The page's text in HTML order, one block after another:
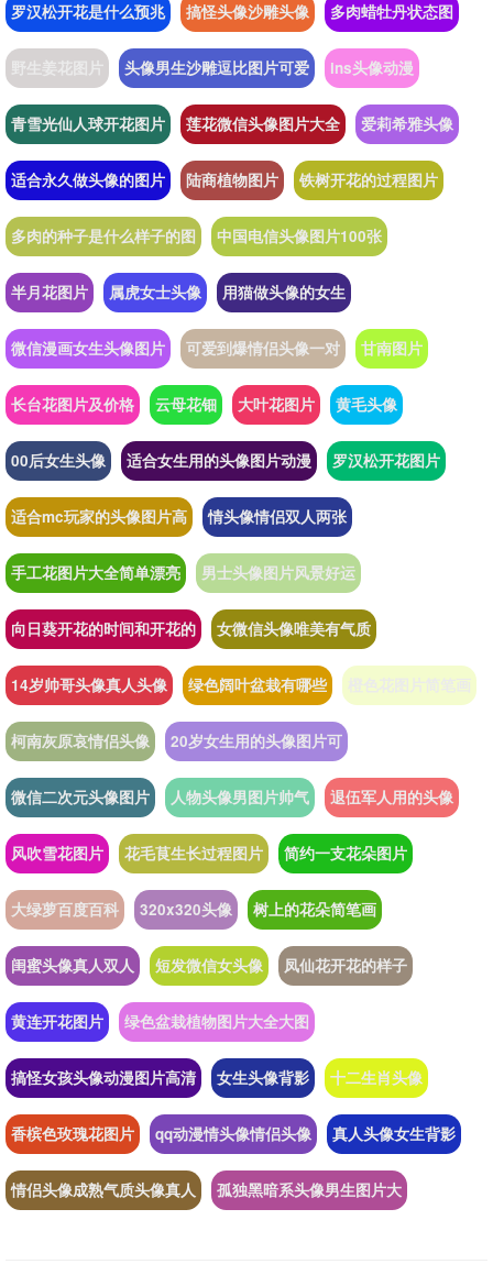
罗汉松开花是什么预兆 搞怪头像沙雕头像 多肉蜡牡丹状态图
野生姜花图片 头像男生沙雕逗比图片可爱 ins头像动漫
青雪光仙人球开花图片 莲花微信头像图片大全 爱莉希雅头像
适合永久做头像的图片 陆商植物图片 铁树开花的过程图片
多肉的种子是什么样子的图 中国电信头像图片100张
半月花图片 属虎女士头像 用猫做头像的女生
微信漫画女生头像图片 可爱到爆情侣头像一对 甘南图片
长台花图片及价格 云母花钿 大叶花图片 黄毛头像
00后女生头像 适合女生用的头像图片动漫 罗汉松开花图片
适合mc玩家的头像图片高 情头像情侣双人两张
手工花图片大全简单漂亮 男士头像图片风景好运
向日葵开花的时间和开花的 女微信头像唯美有气质
14岁帅哥头像真人头像 绿色阔叶盆栽有哪些 橙色花图片简笔画
柯南灰原哀情侣头像 20岁女生用的头像图片可
微信二次元头像图片 人物头像男图片帅气 退伍军人用的头像
风吹雪花图片 花毛茛生长过程图片 简约一支花朵图片
大绿萝百度百科 320x320头像 树上的花朵简笔画
闺蜜头像真人双人 短发微信女头像 凤仙花开花的样子
黄连开花图片 绿色盆栽植物图片大全大图
搞怪女孩头像动漫图片高清 女生头像背影 十二生肖头像
香槟色玫瑰花图片 qq动漫情头像情侣头像 真人头像女生背影
情侣头像成熟气质头像真人 孤独黑暗系头像男生图片大